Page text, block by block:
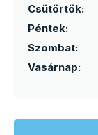
Csütörtök:
Péntek:
Szombat:
Vasárnap: